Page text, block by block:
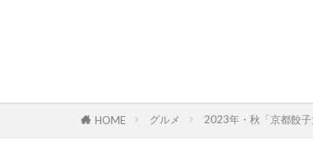
HOME グルメ 2023年・秋「京都餃